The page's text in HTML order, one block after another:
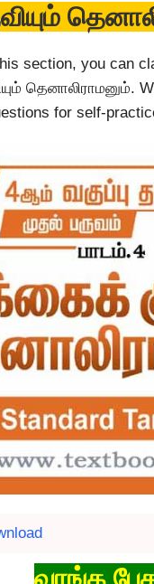
section, you can
தெனாலிராமனும்.
for self-
வாங்க